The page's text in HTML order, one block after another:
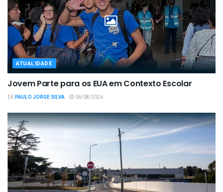
ATUALIDADE
Jovem Parte para os EUA em Contexto Escolar
DEPAULO JORGE SILVA 06/08/2026